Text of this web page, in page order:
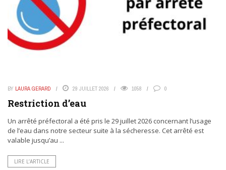
BY LAURA GERARD 29 JUILLET 2026 1058 0
Restriction d’eau
Un arrêté préfectoral a été pris le 29 juillet 2026 concernant l’usage
de l’eau dans notre secteur suite à la sécheresse. Cet arrêté est
valable jusqu’au ...
LIRE L’ARTICLE